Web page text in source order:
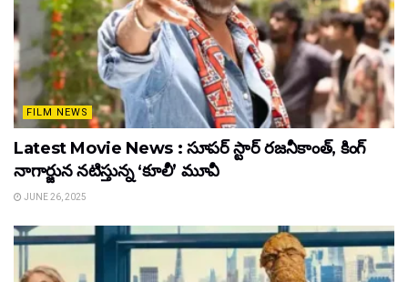
FILM NEWS
Latest Movie News : సూపర్ స్టార్ రజనీకాంత్, కింగ్
నాగార్జున నటిస్తున్న ‘కూలీ’ మూవీ
JUNE 26, 2025